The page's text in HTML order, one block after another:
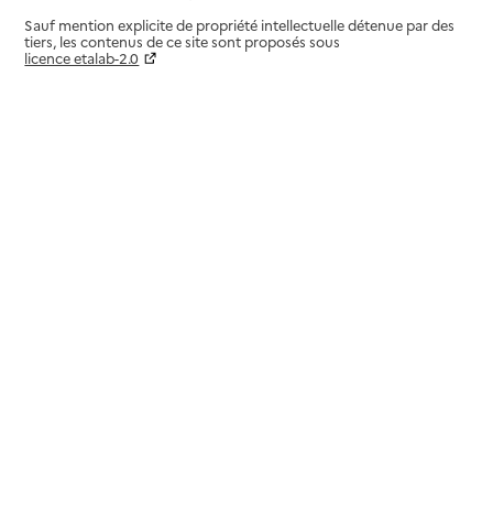
Sauf mention explicite de propriété intellectuelle détenue par des
tiers, les contenus de ce site sont proposés sous
licence etalab-2.0